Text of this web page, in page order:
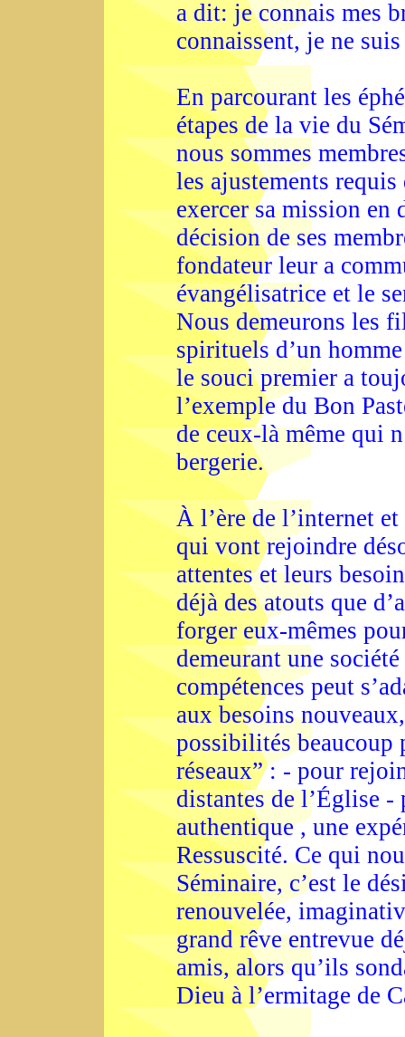
a dit: je connais mes
connaissent, je ne
En parcourant les
étapes de la vie du
nous sommes
les ajustements
exercer sa mission en
décision de ses
fondateur leur a
évangélisatrice et le
Nous demeurons les
spirituels d’un
le souci premier a
l’exemple du Bon
de ceux-là même qui
bergerie.
À l’ère de l’internet
qui vont rejoindre
attentes et leurs
déjà des atouts que
forger eux-mêmes
demeurant une
compétences peut
aux besoins
possibilités beaucoup
réseaux” : - pour
distantes de l’Église
authentique , une
Ressuscité. Ce qui
Séminaire, c’est le
renouvelée,
grand rêve entrevue
amis, alors qu’ils
Dieu à l’ermitage de